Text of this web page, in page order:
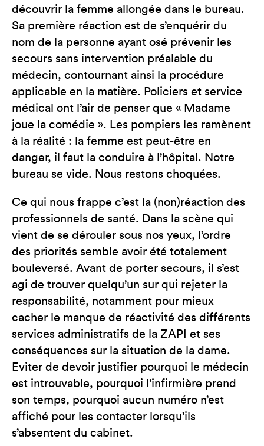
découvrir la femme allongée dans le bureau.
Sa première réaction est de s’enquérir du
nom de la personne ayant osé prévenir les
secours sans intervention préalable du
médecin, contournant ainsi la procédure
applicable en la matière. Policiers et service
médical ont l’air de penser que « Madame
joue la comédie ». Les pompiers les ramènent
à la réalité : la femme est peut-être en
danger, il faut la conduire à l’hôpital. Notre
bureau se vide. Nous restons choquées.
Ce qui nous frappe c’est la (non)réaction des
professionnels de santé. Dans la scène qui
vient de se dérouler sous nos yeux, l’ordre
des priorités semble avoir été totalement
bouleversé. Avant de porter secours, il s’est
agi de trouver quelqu’un sur qui rejeter la
responsabilité, notamment pour mieux
cacher le manque de réactivité des différents
services administratifs de la ZAPI et ses
conséquences sur la situation de la dame.
Eviter de devoir justifier pourquoi le médecin
est introuvable, pourquoi l’infirmière prend
son temps, pourquoi aucun numéro n’est
affiché pour les contacter lorsqu’ils
s’absentent du cabinet.